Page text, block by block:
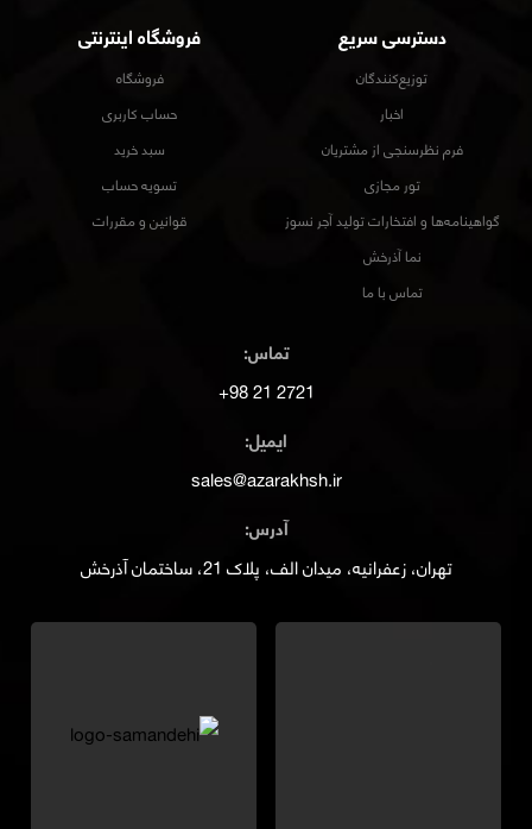
دسترسی سریع
توزیع‌کنندگان
اخبار
فرم نظرسنجی از مشتریان
تور مجازی
گواهینامه‌ها و افتخارات تولید آجر نسوز
نما آذرخش
تماس با ما
فروشگاه اینترنتی
فروشگاه
حساب کاربری
سبد خرید
تسویه حساب
قوانین و مقررات
تماس:
2721 21 98+
ایمیل:
sales@azarakhsh.ir
آدرس:
تهران، زعفرانیه، میدان الف، پلاک 21، ساختمان آذرخش